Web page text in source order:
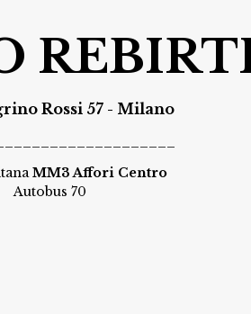
Rossi 57 - Milano
MM3 Affori Centro
Autobus 70